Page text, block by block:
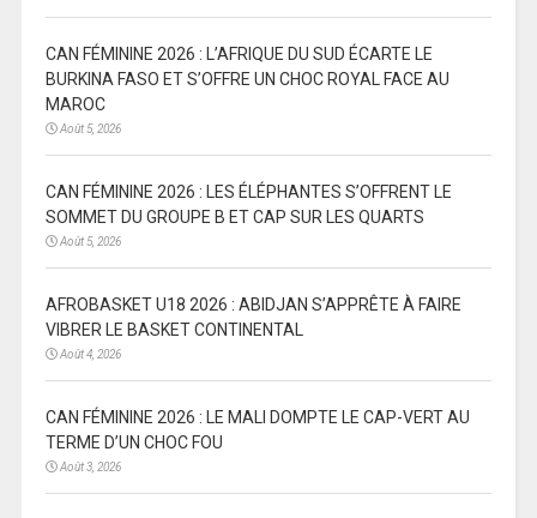
CAN FÉMININE 2026 : L’AFRIQUE DU SUD ÉCARTE LE
BURKINA FASO ET S’OFFRE UN CHOC ROYAL FACE AU
MAROC
Août 5, 2026
CAN FÉMININE 2026 : LES ÉLÉPHANTES S’OFFRENT LE
SOMMET DU GROUPE B ET CAP SUR LES QUARTS
Août 5, 2026
AFROBASKET U18 2026 : ABIDJAN S’APPRÊTE À FAIRE
VIBRER LE BASKET CONTINENTAL
Août 4, 2026
CAN FÉMININE 2026 : LE MALI DOMPTE LE CAP-VERT AU
TERME D’UN CHOC FOU
Août 3, 2026